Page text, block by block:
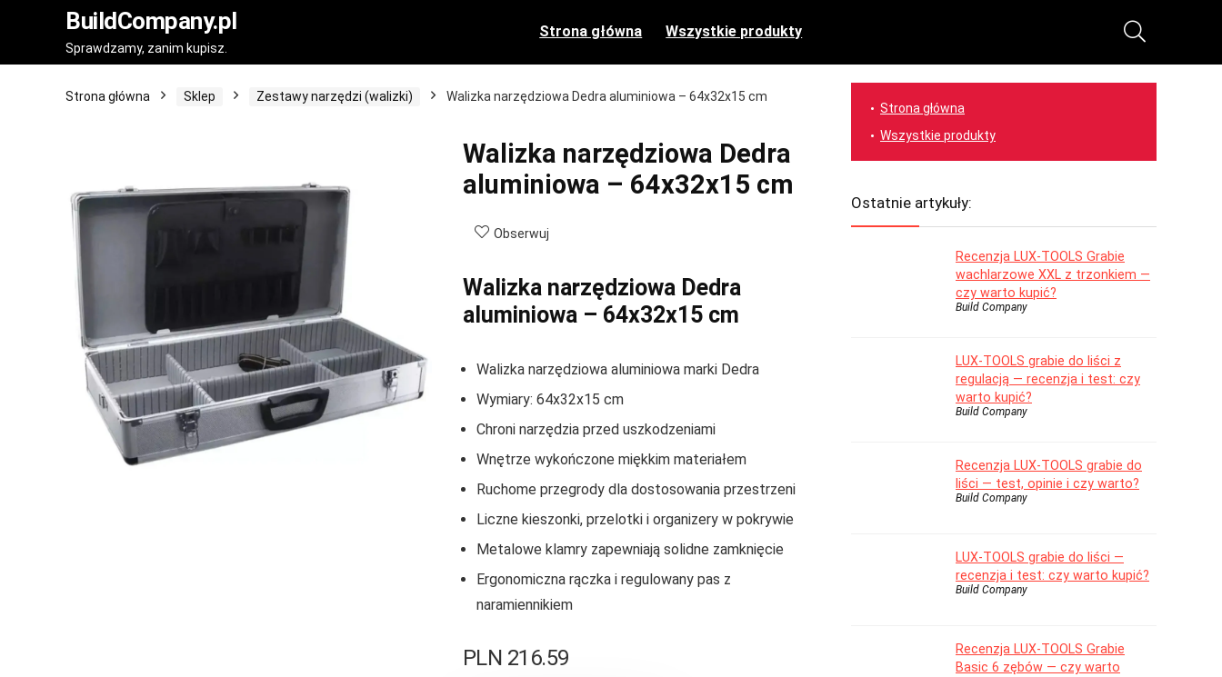
BuildCompany.pl
Sprawdzamy, zanim kupisz.
Strona główna Wszystkie produkty
Strona główna Sklep Zestawy narzędzi (walizki) Walizka narzędziowa Dedra aluminiowa – 64x32x15 cm
Walizka narzędziowa Dedra
aluminiowa – 64x32x15 cm
Obserwuj
Walizka narzędziowa Dedra
aluminiowa – 64x32x15 cm
Walizka narzędziowa aluminiowa marki Dedra
Wymiary: 64x32x15 cm
Chroni narzędzia przed uszkodzeniami
Wnętrze wykończone miękkim materiałem
Ruchome przegrody dla dostosowania przestrzeni
Liczne kieszonki, przelotki i organizery w pokrywie
Metalowe klamry zapewniają solidne zamknięcie
Ergonomiczna rączka i regulowany pas z
naramiennikiem
PLN 216.59
Strona główna
Wszystkie produkty
Ostatnie artykuły:
Recenzja LUX-TOOLS Grabie
wachlarzowe XXL z trzonkiem —
czy warto kupić?
Build Company
LUX-TOOLS grabie do liści z
regulacją — recenzja i test: czy
warto kupić?
Build Company
Recenzja LUX-TOOLS grabie do
liści — test, opinie i czy warto?
Build Company
LUX-TOOLS grabie do liści —
recenzja i test: czy warto kupić?
Build Company
Recenzja LUX-TOOLS Grabie
Basic 6 zębów — czy warto